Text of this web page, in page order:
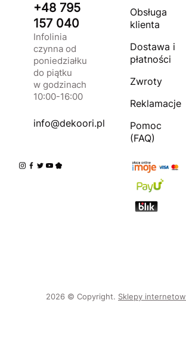
+48 795
157 040
Infolinia
czynna od
poniedziałku
do piątku
w godzinach
10:00-16:00
info@dekoori.pl
Obsługa
klienta
Dostawa i
płatności
Zwroty
Reklamacje
Pomoc
(FAQ)
2026 © Copyright. Sklepy